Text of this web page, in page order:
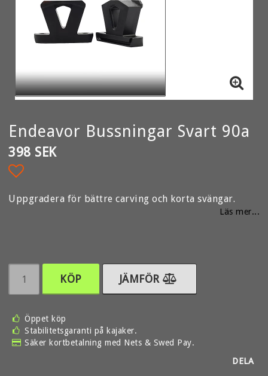
Endeavor Bussningar Svart 90a
398 SEK
Lägg till i favoritlistan
Uppgradera för bättre carving och korta svängar.
Läs mer...
KÖP JÄMFÖR
Öppet köp
Stabilitetsgaranti på kajaker.
Säker kortbetalning med Nets & Swed Pay.
DELA